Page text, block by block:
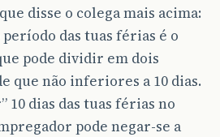
disse o colega mais acima:
das tuas férias é o
pode dividir em dois
que não inferiores a 10 dias.
10 dias das tuas férias no
pode negar-se a